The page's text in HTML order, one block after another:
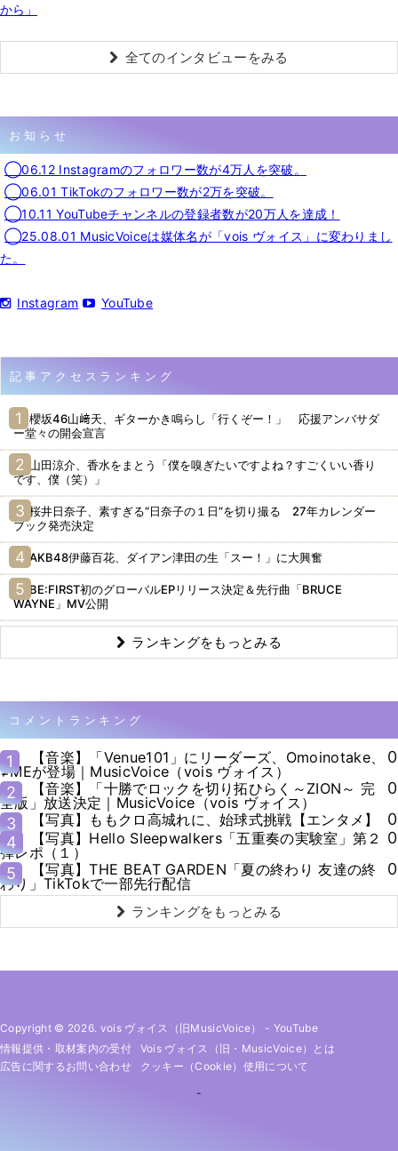
から」
全てのインタビューをみる
お知らせ
◯06.12 Instagramのフォロワー数が4万人を突破。
◯06.01 TikTokのフォロワー数が2万を突破。
◯10.11 YouTubeチャンネルの登録者数が20万人を達成！
◯25.08.01 MusicVoiceは媒体名が「vois ヴォイス」に変わりまし
た。
Instagram YouTube
記事アクセスランキング
櫻坂46山﨑天、ギターかき鳴らし「行くぞー！」 応援アンバサダ
ー堂々の開会宣言
山田涼介、香水をまとう「僕を嗅ぎたいですよね？すごくいい香り
です、僕（笑）」
桜井日奈子、素すぎる“日奈子の１日”を切り撮る 27年カレンダー
ブック発売決定
AKB48伊藤百花、ダイアン津田の生「スー！」に大興奮
BE:FIRST初のグローバルEPリリース決定＆先行曲「BRUCE
WAYNE」MV公開
ランキングをもっとみる
コメントランキング
1
【音楽】「Venue101」にリーダーズ、Omoinotake、
≠MEが登場｜MusicVoice（vois ヴォイス）
0
2
【音楽】「十勝でロックを切り拓ひらく～ZION～ 完
全版」放送決定｜MusicVoice（vois ヴォイス）
0
3
【写真】ももクロ高城れに、始球式挑戦【エンタメ】
0
4
【写真】Hello Sleepwalkers「五重奏の実験室」第２
弾レポ（１）
0
5
【写真】THE BEAT GARDEN「夏の終わり 友達の終
わり」TikTokで一部先行配信
0
ランキングをもっとみる
Copyright © 2026. vois ヴォイス（旧MusicVoice） - YouTube
情報提供・取材案内の受付
Vois ヴォイス（旧・MusicVoice）とは
広告に関するお問い合わせ
クッキー（cookie）使用について
-